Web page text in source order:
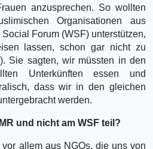
anzusprechen. So wollten
Organisationen aus
Forum (WSF) unterstützen,
lassen, schon gar nicht zu
Sie sagten, wir müssten in den
Unterkünften essen und
dass wir in den gleichen
werden.
und nicht am WSF teil?
allem aus NGOs, die uns von